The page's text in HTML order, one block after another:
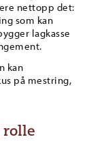
nettopp det:
som kan
lagkasse
kan
på mestring,
rolle